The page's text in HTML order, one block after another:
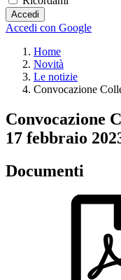
Accedi
Accedi con Google
Home
Novità
Le notizie
Convocazione
Convocazione
17 febbraio
Documenti